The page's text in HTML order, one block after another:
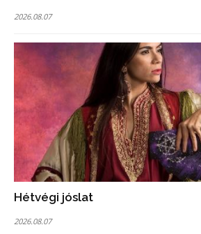
2026.08.07
Hétvégi jóslat
2026.08.07